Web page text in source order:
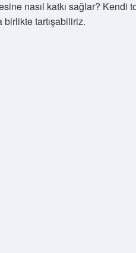
nasıl katkı sağlar? Kendi
tartışabiliriz.